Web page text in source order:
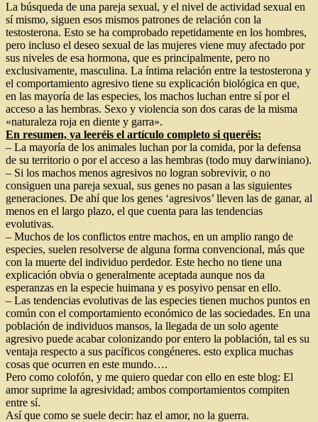
La búsqueda de una pareja sexual, y el nivel de actividad sexual en
sí mismo, siguen esos mismos patrones de relación con la
testosterona. Esto se ha comprobado repetidamente en los hombres,
pero incluso el deseo sexual de las mujeres viene muy afectado por
sus niveles de esa hormona, que es principalmente, pero no
exclusivamente, masculina. La íntima relación entre la testosterona y
el comportamiento agresivo tiene su explicación biológica en que,
en las mayoría de las especies, los machos luchan entre sí por el
acceso a las hembras. Sexo y violencia son dos caras de la misma
«naturaleza roja en diente y garra».
En resumen, ya leeréis el artículo completo si queréis:
– La mayoría de los animales luchan por la comida, por la defensa
de su territorio o por el acceso a las hembras (todo muy darwiniano).
– Si los machos menos agresivos no logran sobrevivir, o no
consiguen una pareja sexual, sus genes no pasan a las siguientes
generaciones. De ahí que los genes ‘agresivos’ lleven las de ganar, al
menos en el largo plazo, el que cuenta para las tendencias
evolutivas.
– Muchos de los conflictos entre machos, en un amplio rango de
especies, suelen resolverse de alguna forma convencional, más que
con la muerte del individuo perdedor. Este hecho no tiene una
explicación obvia o generalmente aceptada aunque nos da
esperanzas en la especie huimana y es posyivo pensar en ello.
– Las tendencias evolutivas de las especies tienen muchos puntos en
común con el comportamiento económico de las sociedades. En una
población de individuos mansos, la llegada de un solo agente
agresivo puede acabar colonizando por entero la población, tal es su
ventaja respecto a sus pacíficos congéneres. esto explica muchas
cosas que ocurren en este mundo….
Pero como colofón, y me quiero quedar con ello en este blog: El
amor suprime la agresividad; ambos comportamientos compiten
entre sí.
Así que como se suele decir: haz el amor, no la guerra.